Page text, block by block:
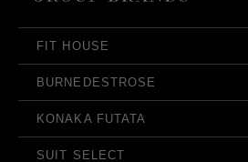
FIT HOUSE
BURNEDESTROSE
KONAKA FUTATA
SUIT SELECT